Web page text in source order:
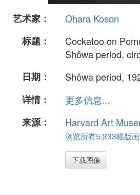
艺术家：
Ohara Koson
标题：
Cockatoo on
Shôwa period,
日期：
Shôwa period,
详情：
更多信息...
来源：
Harvard Art
浏览所有5,233幅版
下载图像